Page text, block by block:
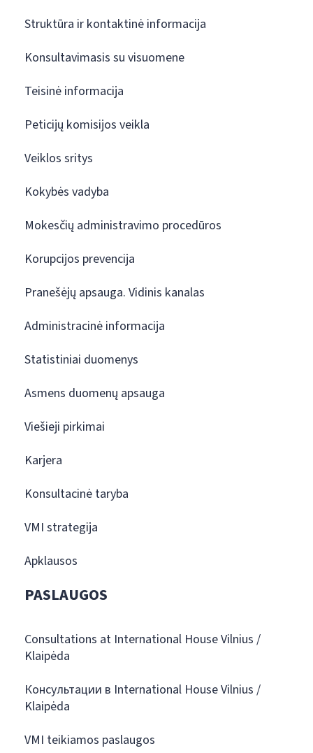
Struktūra ir kontaktinė informacija
Konsultavimasis su visuomene
Teisinė informacija
Peticijų komisijos veikla
Veiklos sritys
Kokybės vadyba
Mokesčių administravimo procedūros
Korupcijos prevencija
Pranešėjų apsauga. Vidinis kanalas
Administracinė informacija
Statistiniai duomenys
Asmens duomenų apsauga
Viešieji pirkimai
Karjera
Konsultacinė taryba
VMI strategija
Apklausos
PASLAUGOS
Consultations at International House Vilnius /
Klaipėda
Консультации в International House Vilnius /
Klaipėda
VMI teikiamos paslaugos